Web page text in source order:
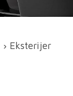
› Eksterijer